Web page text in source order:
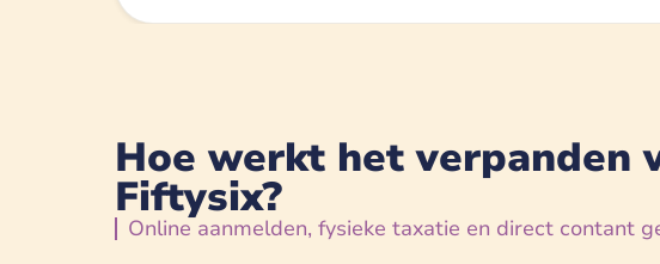
Hoe werkt het verpanden
Fiftysix?
Online aanmelden, fysieke taxatie en direct contant